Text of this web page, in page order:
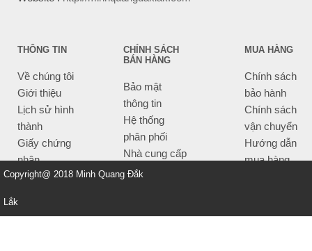
THÔNG TIN
Về chúng tôi
Giới thiệu
Lịch sử hình
thành
Giấy chứng
nhận
CHÍNH SÁCH
BÁN HÀNG
Bảo mật
thông tin
Hệ thống
phân phối
Nhà cung cấp
Tiêu chí bán
MUA HÀNG
Chính sách
bảo hành
Chính sách
vận chuyển
Hướng dẫn
mua hàng
Copyright@ 2018 Minh Quang Đắk
Lắk